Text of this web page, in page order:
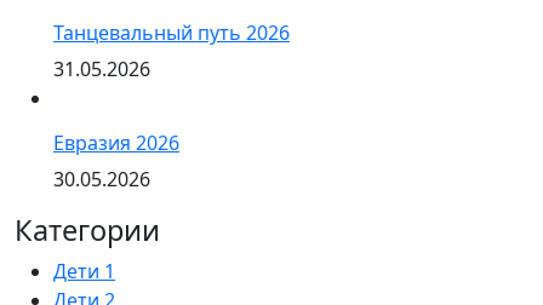
Танцевальный путь 2026
31.05.2026
Евразия 2026
30.05.2026
Категории
Дети 1